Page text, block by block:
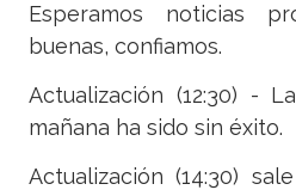
Esperamos noticias
buenas, confiamos.
Actualización (12:30) -
mañana ha sido sin éxito.
Actualización (14:30)